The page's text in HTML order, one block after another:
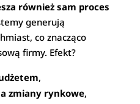
również sam proces
generują
co znacząco
firmy. Efekt?
,
zmiany rynkowe,